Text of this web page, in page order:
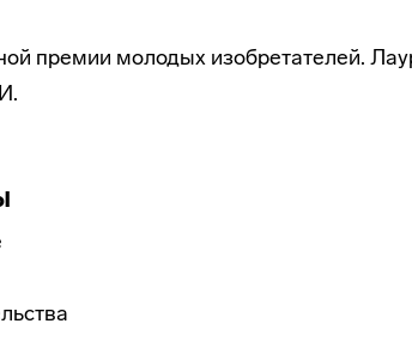
премии молодых изобретателей.